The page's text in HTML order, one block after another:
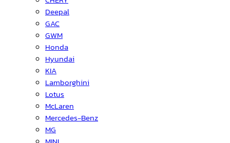
Deepal
GAC
GWM
Honda
Hyundai
KIA
Lamborghini
Lotus
McLaren
Mercedes-Benz
MG